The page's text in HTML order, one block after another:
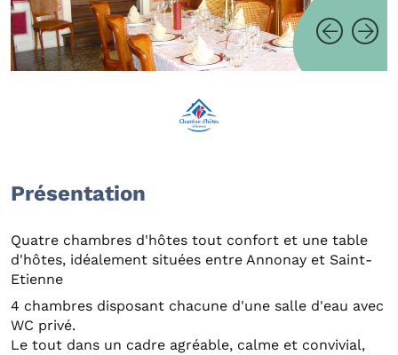
Présentation
Quatre chambres d'hôtes tout confort et une table
d'hôtes, idéalement situées entre Annonay et Saint-
Etienne
4 chambres disposant chacune d'une salle d'eau avec
WC privé.
Le tout dans un cadre agréable, calme et convivial,